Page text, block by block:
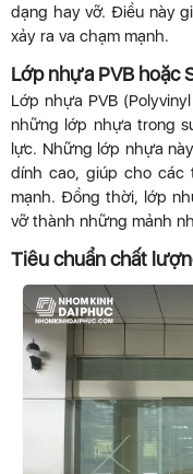
dạng hay vỡ. Điều này
xảy ra va chạm mạnh.
Lớp nhựa PVB hoặc
Lớp nhựa PVB
những lớp nhựa trong
lực. Những lớp nhựa
dính cao, giúp cho các
mạnh. Đồng thời, lớp
vỡ thành những mảnh
Tiêu chuẩn chất